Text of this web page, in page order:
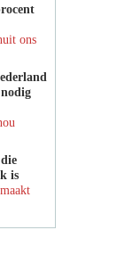
ons
is